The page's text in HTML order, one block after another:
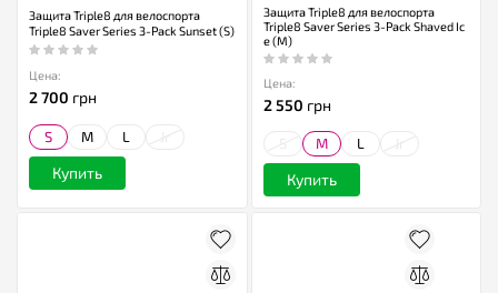
Защита Triple8 для велоспорта
Triple8 Saver Series 3-Pack Sunset (S)
Цена:
2 700 грн
S M L
Купить
Защита Triple8 для велоспорта
Triple8 Saver Series 3-Pack Shaved Ic
e (M)
Цена:
2 550 грн
M L
Купить